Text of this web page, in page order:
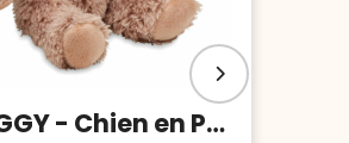
DOGGY - Chien en Peluche avec sweat